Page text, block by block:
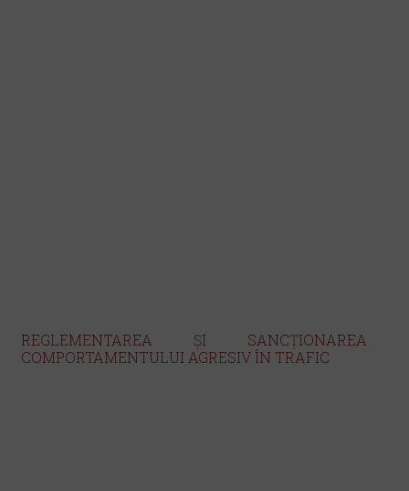
REGLEMENTAREA ȘI SANCȚIONAREA
COMPORTAMENTULUI AGRESIV ÎN TRAFIC